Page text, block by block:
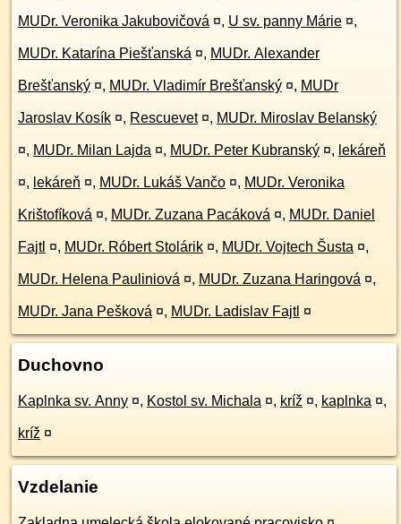
MUDr. Veronika Jakubovičová ¤, U sv. panny Márie ¤,
MUDr. Katarína Piešťanská ¤, MUDr. Alexander
Brešťanský ¤, MUDr. Vladimír Brešťanský ¤, MUDr
Jaroslav Kosík ¤, Rescuevet ¤, MUDr. Miroslav Belanský
¤, MUDr. Milan Lajda ¤, MUDr. Peter Kubranský ¤, lekáreň
¤, lekáreň ¤, MUDr. Lukáš Vančo ¤, MUDr. Veronika
Krištofíková ¤, MUDr. Zuzana Pacáková ¤, MUDr. Daniel
Fajtl ¤, MUDr. Róbert Stolárik ¤, MUDr. Vojtech Šusta ¤,
MUDr. Helena Pauliniová ¤, MUDr. Zuzana Haringová ¤,
MUDr. Jana Pešková ¤, MUDr. Ladislav Fajtl ¤
Duchovno
Kaplnka sv. Anny ¤, Kostol sv. Michala ¤, kríž ¤, kaplnka ¤,
kríž ¤
Vzdelanie